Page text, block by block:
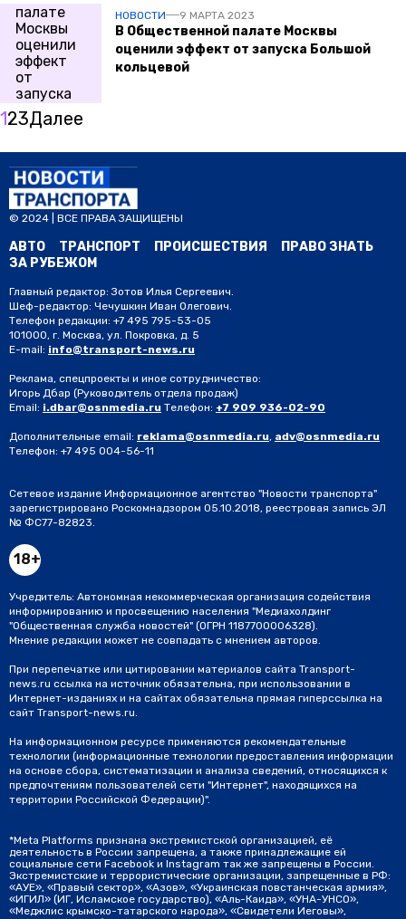
НОВОСТИ 9 МАРТА 2023
В Общественной палате Москвы
оценили эффект от запуска Большой
кольцевой
123Далее
© 2024 | ВСЕ ПРАВА ЗАЩИЩЕНЫ
АВТО ТРАНСПОРТ ПРОИСШЕСТВИЯ
ПРАВО ЗНАТЬ
ЗА РУБЕЖОМ
Главный редактор: Зотов Илья Сергеевич.
Шеф-редактор: Чечушкин Иван Олегович.
Телефон редакции: +7 495 795-53-05
101000, г. Москва, ул. Покровка, д. 5
E-mail: info@transport-news.ru
Реклама, спецпроекты и иное сотрудничество:
Игорь Дбар (Руководитель отдела продаж)
Email: i.dbar@osnmedia.ru Телефон: +7 909 936-02-90
Дополнительные email: reklama@osnmedia.ru, adv@osnmedia.ru
Телефон: +7 495 004-56-11
Сетевое издание Информационное агентство "Новости транспорта"
зарегистрировано Роскомнадзором 05.10.2018, реестровая запись ЭЛ
№ ФС77-82823.
18+
Учредитель: Автономная некоммерческая организация содействия
информированию и просвещению населения "Медиахолдинг
"Общественная служба новостей" (ОГРН 1187700006328).
Мнение редакции может не совпадать с мнением авторов.
При перепечатке или цитировании материалов сайта Transport-
news.ru ссылка на источник обязательна, при использовании в
Интернет-изданиях и на сайтах обязательна прямая гиперссылка на
сайт Transport-news.ru.
На информационном ресурсе применяются рекомендательные
технологии (информационные технологии предоставления информации
на основе сбора, систематизации и анализа сведений, относящихся к
предпочтениям пользователей сети "Интернет", находящихся на
территории Российской Федерации)".
*Meta Platforms признана экстремистской организацией, её
деятельность в России запрещена, а также принадлежащие ей
социальные сети Facebook и Instagram так же запрещены в России.
Экстремистские и террористические организации, запрещенные в РФ:
«АУЕ», «Правый сектор», «Азов», «Украинская повстанческая армия»,
«ИГИЛ» (ИГ, Исламское государство), «Аль-Каида», «УНА-УНСО»,
«Меджлис крымско-татарского народа», «Свидетели Иеговы»,